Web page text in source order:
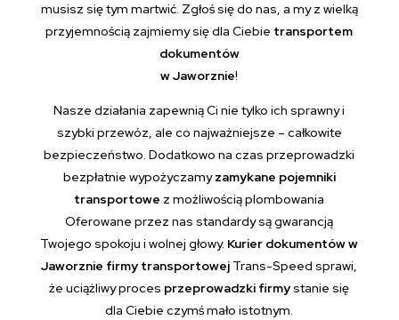
musisz się tym martwić. Zgłoś się do nas, a my z wielką
przyjemnością zajmiemy się dla Ciebie transportem
dokumentów
w Jaworznie!
Nasze działania zapewnią Ci nie tylko ich sprawny i
szybki przewóz, ale co najważniejsze – całkowite
bezpieczeństwo. Dodatkowo na czas przeprowadzki
bezpłatnie wypożyczamyzamykane pojemniki
transportowe z możliwością plombowania
Oferowane przez nas standardy są gwarancją
Twojego spokoju i wolnej głowy. Kurier dokumentów w
Jaworznie firmy transportowej Trans-Speed sprawi,
że uciążliwy proces przeprowadzki firmystanie się
dla Ciebie czymś mało istotnym.